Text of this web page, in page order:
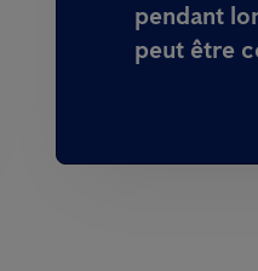
pendant
peut être